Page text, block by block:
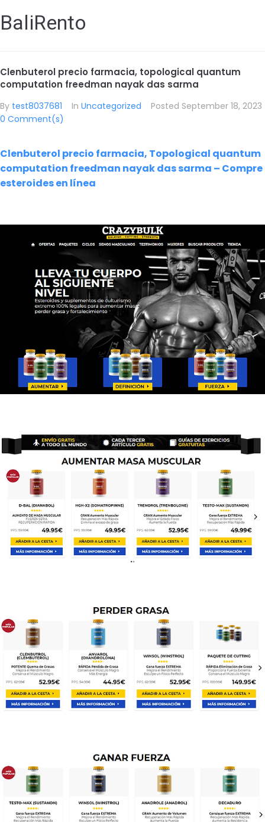
BaliRento
Clenbuterol precio farmacia, topological quantum
computation freedman nayak das sarma
By test8037681 In Uncategorized Posted September 18, 2023
0 Comment(s)
Clenbuterol precio farmacia, Topological quantum
computation freedman nayak das sarma – Compre
esteroides en línea